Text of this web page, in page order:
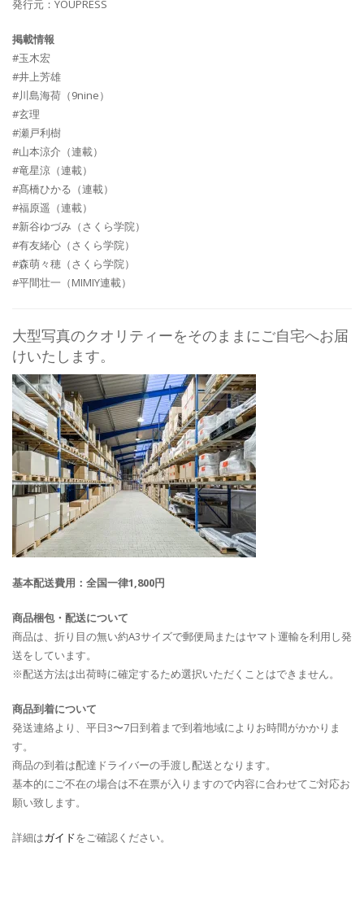
発行元：YOUPRESS
掲載情報
#玉木宏
#井上芳雄
#川島海荷（9nine）
#玄理
#瀬戸利樹
#山本涼介（連載）
#竜星涼（連載）
#髙橋ひかる（連載）
#福原遥（連載）
#新谷ゆづみ （さくら学院）
#有友緒心 （さくら学院）
#森萌々穂 （さくら学院）
#平間壮一（MIMIY連載）
大型写真のクオリティーをそのままにご自宅へお届
けいたします。
基本配送費用：全国一律1,800円
商品梱包・配送について
商品は、折り目の無い約A3サイズで郵便局またはヤマト運輸を利用し発
送をしています。
※配送方法は出荷時に確定するため選択いただくことはできません。
商品到着について
発送連絡より、平日3〜7日到着まで到着地域によりお時間がかかりま
す。
商品の到着は配達ドライバーの手渡し配送となります。
基本的にご不在の場合は不在票が入りますので内容に合わせてご対応お
願い致します。
詳細はガイドをご確認ください。